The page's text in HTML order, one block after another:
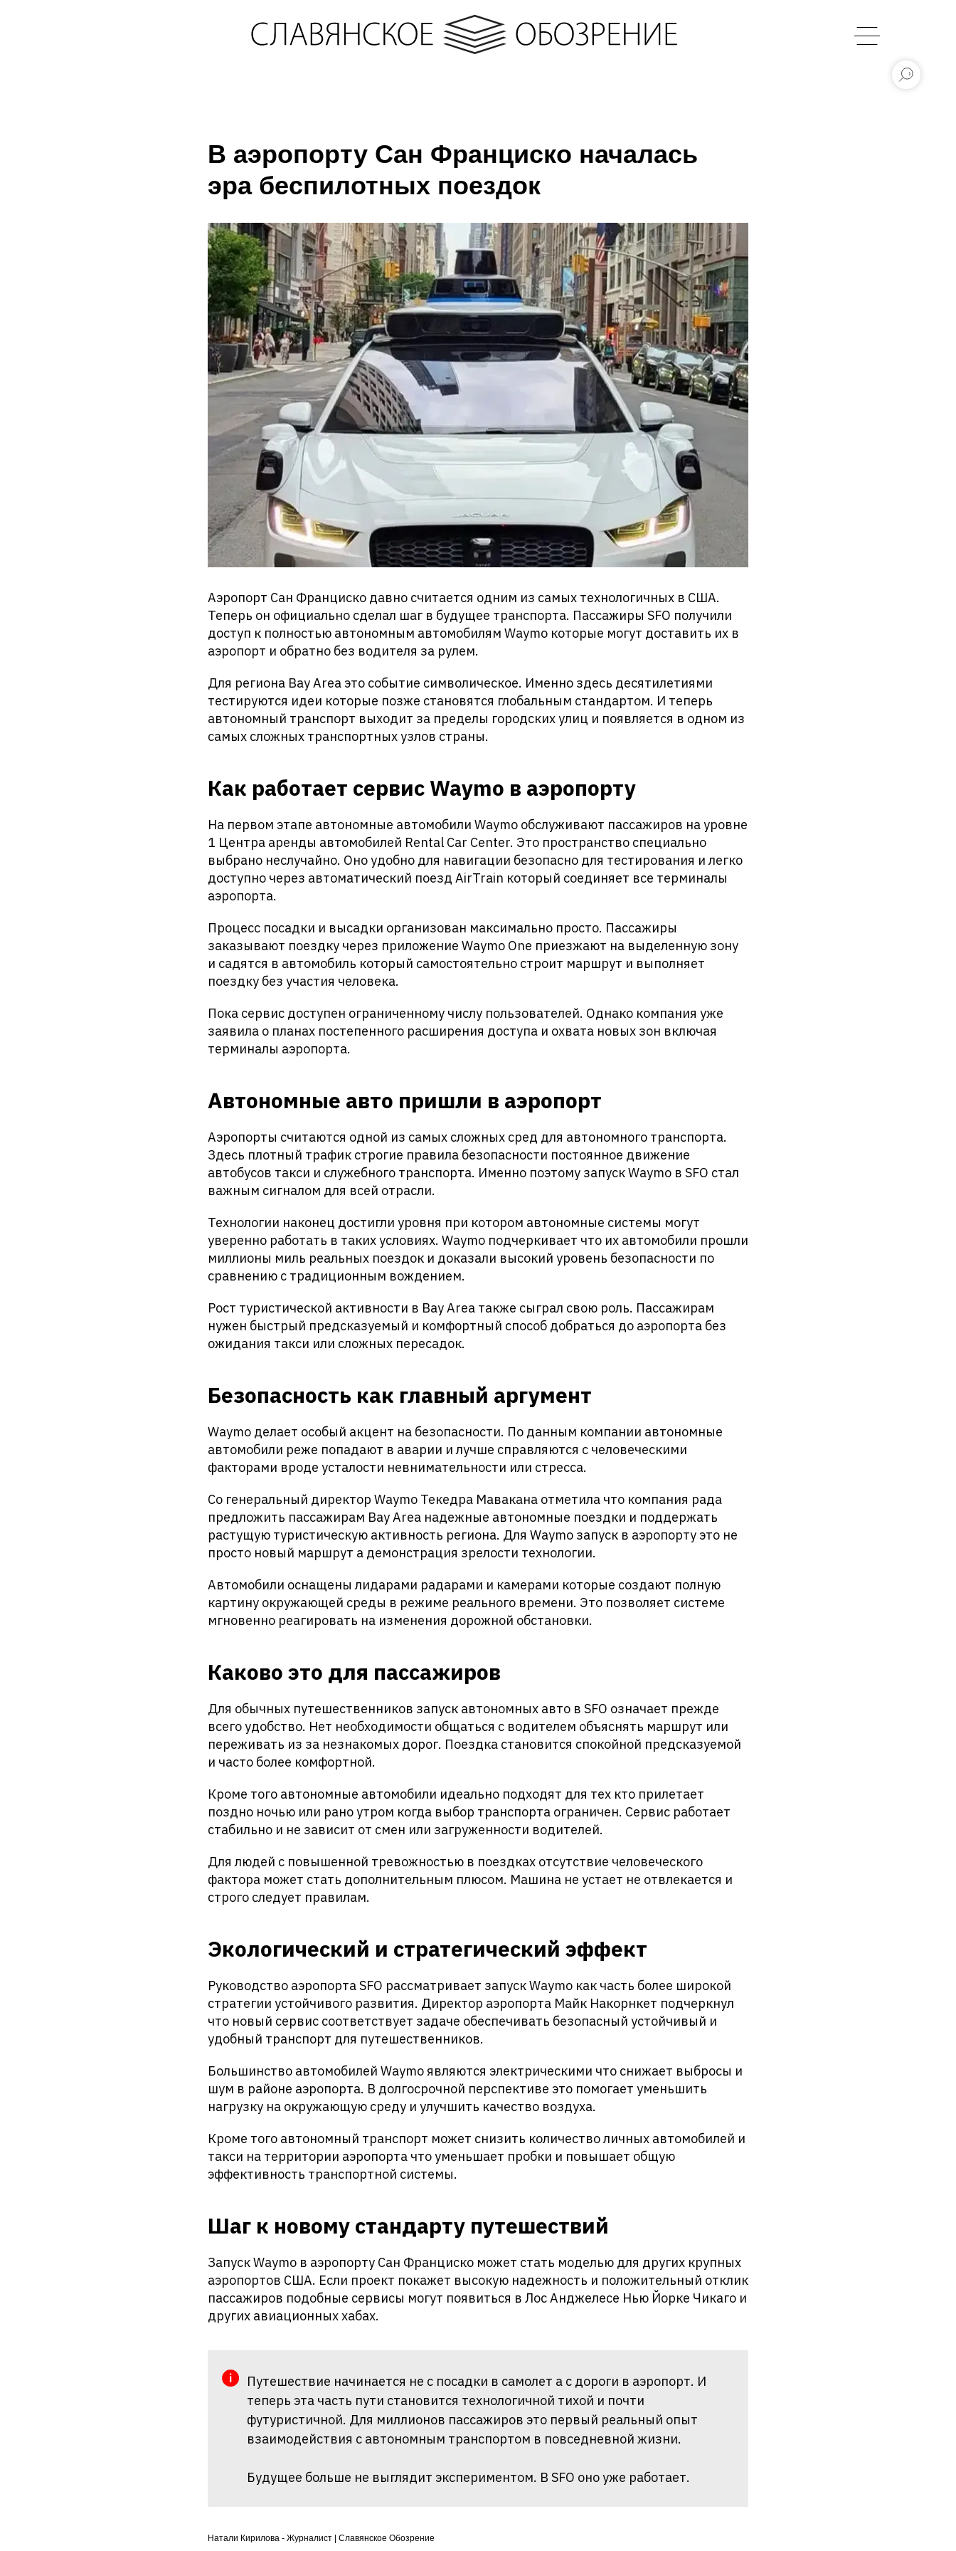
В аэропорту Сан Франциско началась
эра беспилотных поездок
Аэропорт Сан Франциско давно считается одним из самых технологичных в США.
Теперь он официально сделал шаг в будущее транспорта. Пассажиры SFO получили
доступ к полностью автономным автомобилям Waymo которые могут доставить их в
аэропорт и обратно без водителя за рулем.
Для региона Bay Area это событие символическое. Именно здесь десятилетиями
тестируются идеи которые позже становятся глобальным стандартом. И теперь
автономный транспорт выходит за пределы городских улиц и появляется в одном из
самых сложных транспортных узлов страны.
Как работает сервис Waymo в аэропорту
На первом этапе автономные автомобили Waymo обслуживают пассажиров на уровне
1 Центра аренды автомобилей Rental Car Center. Это пространство специально
выбрано неслучайно. Оно удобно для навигации безопасно для тестирования и легко
доступно через автоматический поезд AirTrain который соединяет все терминалы
аэропорта.
Процесс посадки и высадки организован максимально просто. Пассажиры
заказывают поездку через приложение Waymo One приезжают на выделенную зону
и садятся в автомобиль который самостоятельно строит маршрут и выполняет
поездку без участия человека.
Пока сервис доступен ограниченному числу пользователей. Однако компания уже
заявила о планах постепенного расширения доступа и охвата новых зон включая
терминалы аэропорта.
Автономные авто пришли в аэропорт
Аэропорты считаются одной из самых сложных сред для автономного транспорта.
Здесь плотный трафик строгие правила безопасности постоянное движение
автобусов такси и служебного транспорта. Именно поэтому запуск Waymo в SFO стал
важным сигналом для всей отрасли.
Технологии наконец достигли уровня при котором автономные системы могут
уверенно работать в таких условиях. Waymo подчеркивает что их автомобили прошли
миллионы миль реальных поездок и доказали высокий уровень безопасности по
сравнению с традиционным вождением.
Рост туристической активности в Bay Area также сыграл свою роль. Пассажирам
нужен быстрый предсказуемый и комфортный способ добраться до аэропорта без
ожидания такси или сложных пересадок.
Безопасность как главный аргумент
Waymo делает особый акцент на безопасности. По данным компании автономные
автомобили реже попадают в аварии и лучше справляются с человеческими
факторами вроде усталости невнимательности или стресса.
Со генеральный директор Waymo Текедра Мавакана отметила что компания рада
предложить пассажирам Bay Area надежные автономные поездки и поддержать
растущую туристическую активность региона. Для Waymo запуск в аэропорту это не
просто новый маршрут а демонстрация зрелости технологии.
Автомобили оснащены лидарами радарами и камерами которые создают полную
картину окружающей среды в режиме реального времени. Это позволяет системе
мгновенно реагировать на изменения дорожной обстановки.
Каково это для пассажиров
Для обычных путешественников запуск автономных авто в SFO означает прежде
всего удобство. Нет необходимости общаться с водителем объяснять маршрут или
переживать из за незнакомых дорог. Поездка становится спокойной предсказуемой
и часто более комфортной.
Кроме того автономные автомобили идеально подходят для тех кто прилетает
поздно ночью или рано утром когда выбор транспорта ограничен. Сервис работает
стабильно и не зависит от смен или загруженности водителей.
Для людей с повышенной тревожностью в поездках отсутствие человеческого
фактора может стать дополнительным плюсом. Машина не устает не отвлекается и
строго следует правилам.
Экологический и стратегический эффект
Руководство аэропорта SFO рассматривает запуск Waymo как часть более широкой
стратегии устойчивого развития. Директор аэропорта Майк Накорнкет подчеркнул
что новый сервис соответствует задаче обеспечивать безопасный устойчивый и
удобный транспорт для путешественников.
Большинство автомобилей Waymo являются электрическими что снижает выбросы и
шум в районе аэропорта. В долгосрочной перспективе это помогает уменьшить
нагрузку на окружающую среду и улучшить качество воздуха.
Кроме того автономный транспорт может снизить количество личных автомобилей и
такси на территории аэропорта что уменьшает пробки и повышает общую
эффективность транспортной системы.
Шаг к новому стандарту путешествий
Запуск Waymo в аэропорту Сан Франциско может стать моделью для других крупных
аэропортов США. Если проект покажет высокую надежность и положительный отклик
пассажиров подобные сервисы могут появиться в Лос Анджелесе Нью Йорке Чикаго и
других авиационных хабах.
Путешествие начинается не с посадки в самолет а с дороги в аэропорт. И
теперь эта часть пути становится технологичной тихой и почти
футуристичной. Для миллионов пассажиров это первый реальный опыт
взаимодействия с автономным транспортом в повседневной жизни.
Будущее больше не выглядит экспериментом. В SFO оно уже работает.
Натали Кирилова - Журналист | Славянское Обозрение